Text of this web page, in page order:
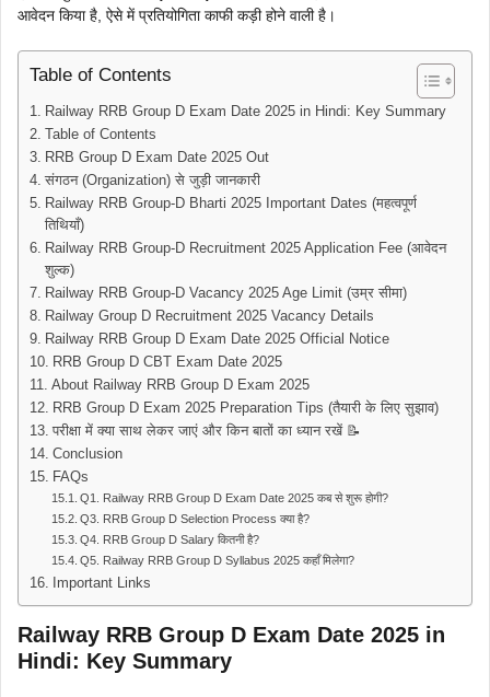
आवेदन किया है, ऐसे में प्रतियोगिता काफी कड़ी होने वाली है।
Table of Contents
Railway RRB Group D Exam Date 2025 in Hindi: Key Summary
Table of Contents
RRB Group D Exam Date 2025 Out
संगठन (Organization) से जुड़ी जानकारी
Railway RRB Group-D Bharti 2025 Important Dates (महत्वपूर्ण
तिथियाँ)
Railway RRB Group-D Recruitment 2025 Application Fee (आवेदन
शुल्क)
Railway RRB Group-D Vacancy 2025 Age Limit (उम्र सीमा)
Railway Group D Recruitment 2025 Vacancy Details
Railway RRB Group D Exam Date 2025 Official Notice
RRB Group D CBT Exam Date 2025
About Railway RRB Group D Exam 2025
RRB Group D Exam 2025 Preparation Tips (तैयारी के लिए सुझाव)
परीक्षा में क्या साथ लेकर जाएं और किन बातों का ध्यान रखें 📝
Conclusion
FAQs
Q1. Railway RRB Group D Exam Date 2025 कब से शुरू होगी?
Q3. RRB Group D Selection Process क्या है?
Q4. RRB Group D Salary कितनी है?
Q5. Railway RRB Group D Syllabus 2025 कहाँ मिलेगा?
Important Links
Railway RRB Group D Exam Date 2025 in
Hindi: Key Summary